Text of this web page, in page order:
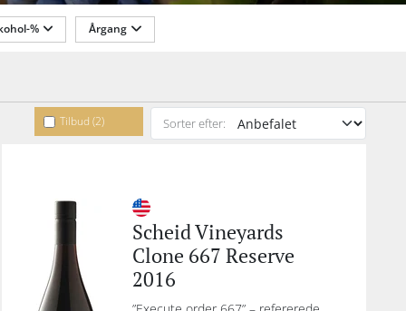
% Årgang
Tilbud (2) Sorter efter:
Scheid Vineyards
Clone 667 Reserve
2016